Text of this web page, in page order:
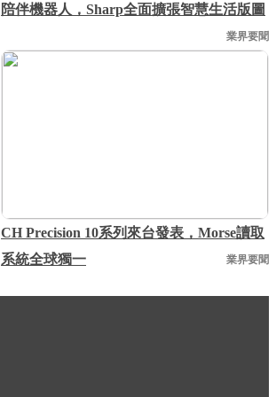
陪伴機器人，Sharp全面擴張智慧生活版圖
業界要聞
CH Precision 10系列來台發表，Morse讀取
系統全球獨一
業界要聞